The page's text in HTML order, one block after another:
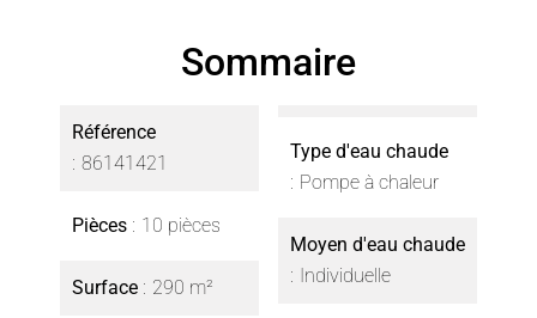
Sommaire
Référence
86141421
Pièces 10 pièces
Surface 290 m²
Type d'eau chaude
Pompe à chaleur
Moyen d'eau chaude
Individuelle